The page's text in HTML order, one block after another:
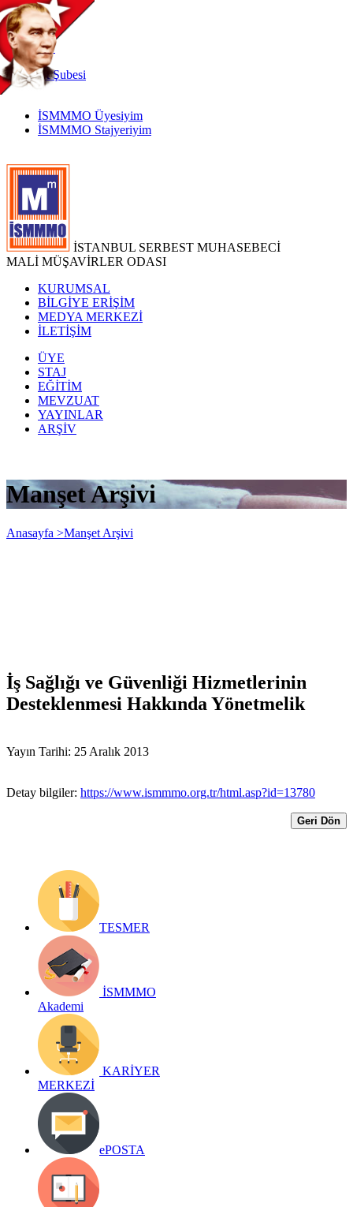
TR
|
EN
İnternetŞubesi
İSMMMO Üyesiyim
İSMMMO Stajyeriyim
İSTANBUL SERBEST MUHASEBECİ
MALİ MÜŞAVİRLER ODASI
KURUMSAL
BİLGİYE ERİŞİM
MEDYA MERKEZİ
İLETİŞİM
ÜYE
STAJ
EĞİTİM
MEVZUAT
YAYINLAR
ARŞİV
Manşet Arşivi
Anasayfa >Manşet Arşivi
İş Sağlığı ve Güvenliği Hizmetlerinin
Desteklenmesi Hakkında Yönetmelik
Yayın Tarihi: 25 Aralık 2013
Detay bilgiler: https://www.ismmmo.org.tr/html.asp?id=13780
Geri Dön
TESMER
İSMMMO
Akademi
KARİYER
MERKEZİ
ePOSTA